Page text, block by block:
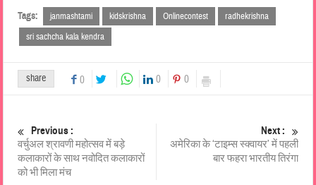
Tags: janmashtami kidskrishna Onlinecontest
radhekrishna
sri sachcha kala kendra
share 0 0 0
Previous :
वर्चुअल श्रावणी महोत्सव में बड़े
कलाकारों के साथ नवोदित कलाकारों
को भी मिला मंच
Next :
अमेरिका के ‘टाइम्स स्क्वायर’ में पहली
बार फहरा भारतीय तिरंगा